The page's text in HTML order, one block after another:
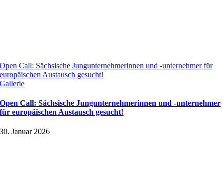
Open Call: Sächsische Jungunternehmerinnen und -unternehmer für
europäischen Austausch gesucht!
Gallerie
Open Call: Sächsische Jungunternehmerinnen und -unternehmer
für europäischen Austausch gesucht!
30. Januar 2026